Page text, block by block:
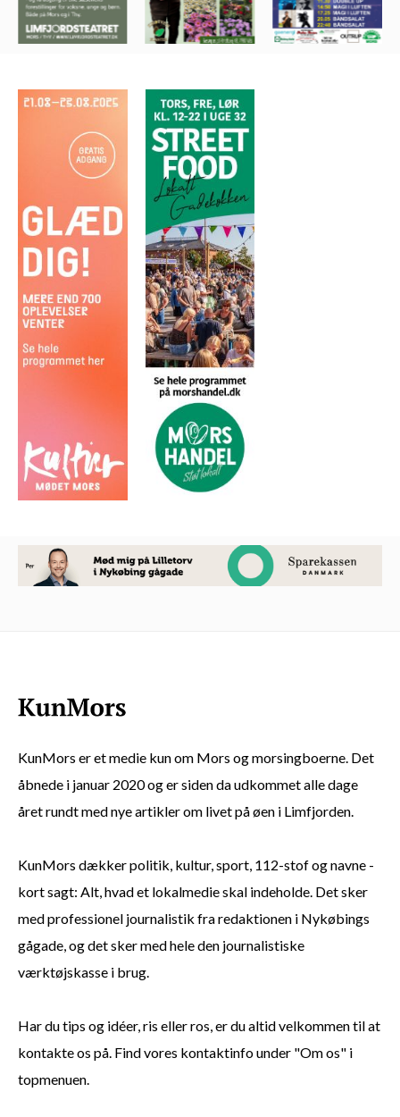
KunMors er et medie kun om Mors og morsingboerne. Det
åbnede i januar 2020 og er siden da udkommet alle dage
året rundt med nye artikler om livet på øen i Limfjorden.
KunMors dækker politik, kultur, sport, 112-stof og navne -
kort sagt: Alt, hvad et lokalmedie skal indeholde. Det sker
med professionel journalistik fra redaktionen i Nykøbings
gågade, og det sker med hele den journalistiske
værktøjskasse i brug.
Har du tips og idéer, ris eller ros, er du altid velkommen til at
kontakte os på. Find vores kontaktinfo under "Om os" i
topmenuen.